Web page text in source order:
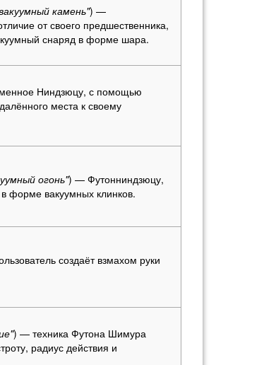
камень") —
от своего предшественника,
снаряд в форме шара.
Ниндзюцу, с помощью
места к своему
огонь") — Футонниндзюцу,
в форме вакуумных клинков.
создаёт взмахом руки
) — техника Футона Шимура
радиус действия и